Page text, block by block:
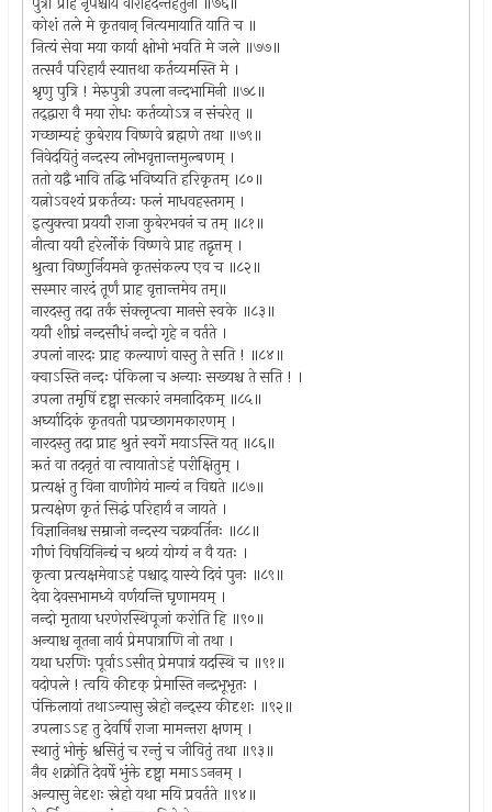
कोशं तले मे कृतवान् नित्यमायाति याति च ॥
नित्यं सेवा मया कार्या क्षोभो भवति मे जले ॥७७॥
तत्सर्वं परिहार्यं स्यात्तथा कर्तव्यमस्ति मे ।
श्रृणु पुत्रि ! मेरुपुत्री उपला नन्दभामिनी ॥७८॥
तद्द्वारा वै मया रोधः कर्तव्योऽत्र न संचरेत् ॥
गच्छाम्यहं कुबेराय विष्णवे ब्रह्मणे तथा ॥७९॥
निवेदयितुं नन्दस्य लोभवृत्तान्तमुल्बणम् ।
ततो यद्वै भावि तद्धि भविष्यति हरिकृतम् ।८०॥
यत्नोऽवश्यं प्रकर्तव्यः फलं माधवहस्तगम् ।
इत्युक्त्वा प्रययौ राजा कुबेरभवनं च तम् ॥८१॥
नीत्वा ययौ हरेर्लोकं विष्णवे प्राह तद्वृत्तम् ।
श्रुत्वा विष्णुर्नियमने कृतसंकल्प एव च ॥८२॥
सस्मार नारदं तूर्णं प्राह वृत्तान्तमेव तम्॥
नारदस्तु तदा तर्कं संक्लृप्त्वा मानसे स्वके ॥८३॥
ययौ शीघ्रं नन्दसौधं नन्दो गृहे न वर्तते ।
उपलां नारदः प्राह कल्याणं वास्तु ते सति ! ॥८४॥
क्वाऽस्ति नन्दः पंकिला च अन्याः सख्यश्च ते सति ! ।
उपला तमृषिं दृष्ट्वा सत्कारं नमनादिकम् ॥८५॥
अर्घ्यादिकं कृतवती पप्रच्छागमकारणम् ।
नारदस्तु तदा प्राह श्रुतं स्वर्गे मयाऽस्ति यत् ॥८६॥
ऋतं वा तदनृतं वा त्वायातोऽहं परीक्षितुम् ।
प्रत्यक्षं तु विना वाणीगेयं मान्यं न विद्यते ॥८७॥
प्रत्यक्षेण कृतं सिद्धं परिहार्यं न जायते ।
विज्ञानिनश्च सम्राजो नन्दस्य चक्रवर्तिनः ॥८८॥
गौणं विषयिनिन्द्यं च श्रव्यं योग्यं न वै यतः ।
कृत्वा प्रत्यक्षमेवाऽहं पश्चाद् यास्ये दिवं पुनः ॥८९॥
देवा देवसभामध्ये वर्णयन्ति घृणामयम् ।
नन्दो मृताया धरणेरस्थिपूजां करोति हि ॥९०॥
अन्याश्च नूतना नार्य प्रेमपात्राणि नो तथा ।
यथा धरणिः पूर्वाऽऽसीत् प्रेमपात्रं यदस्थि च ॥९१॥
वदोपले ! त्वयि कीदृक् प्रेमास्ति नन्द्रभूभृतः ।
पंक्तिलायां तथाऽन्यासु स्नेहो नन्द्स्य कीदृशः ॥९२॥
उपलाऽऽह तु देवर्षिं राजा मामन्तरा क्षणम् ।
स्थातुं भोक्तुं श्वसितुं च रन्तुं च जीवितुं तथा ॥९३॥
नैव शक्नोति देवर्षे भुंक्ते दृष्ट्वा ममाऽऽननम् ।
अन्यासु नेदृशः स्नेहो यथा मयि प्रवर्तते ॥९४॥